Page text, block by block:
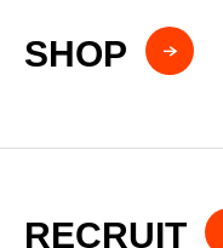
SHOP
RECRUIT